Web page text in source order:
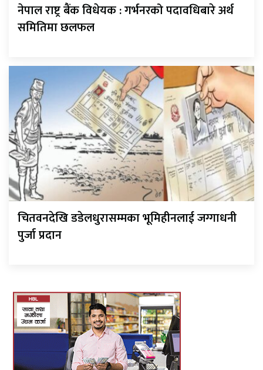
नेपाल राष्ट्र बैंक विधेयक : गर्भनरको पदावधिबारे अर्थ
समितिमा छलफल
चितवनदेखि डडेलधुरासम्मका भूमिहीनलाई जग्गाधनी
पुर्जा प्रदान